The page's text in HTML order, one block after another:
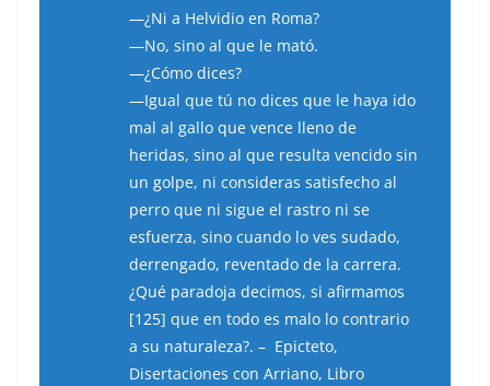
—¿Ni a Helvidio en Roma?
—No, sino al que le mató.
—¿Cómo dices?
—Igual que tú no dices que le haya ido
mal al gallo que vence lleno de
heridas, sino al que resulta vencido sin
un golpe, ni consideras satisfecho al
perro que ni sigue el rastro ni se
esfuerza, sino cuando lo ves sudado,
derrengado, reventado de la carrera.
¿Qué paradoja decimos, si afirmamos
[125] que en todo es malo lo contrario
a su naturaleza?. – Epicteto,
Disertaciones con Arriano, Libro